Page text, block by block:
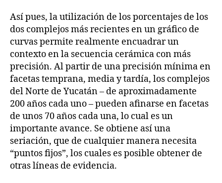
Así pues, la utilización de los porcentajes de los
dos complejos más recientes en un gráfico de
curvas permite realmente encuadrar un
contexto en la secuencia cerámica con más
precisión. Al partir de una precisión mínima en
facetas temprana, media y tardía, los complejos
del Norte de Yucatán – de aproximadamente
200 años cada uno – pueden afinarse en facetas
de unos 70 años cada una, lo cual es un
importante avance. Se obtiene así una
seriación, que de cualquier manera necesita
“puntos fijos”, los cuales es posible obtener de
otras líneas de evidencia.